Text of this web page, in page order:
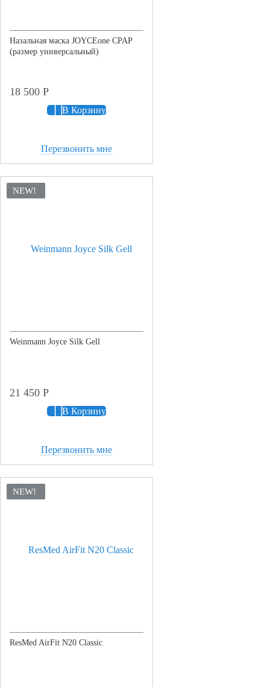
Назальная маска JOYCEone CPAP
(размер универсальный)
18 500 Р
В Корзину
Перезвонить мне
NEW!
Weinmann Joyce Silk Gell
21 450 Р
В Корзину
Перезвонить мне
NEW!
ResMed AirFit N20 Classic